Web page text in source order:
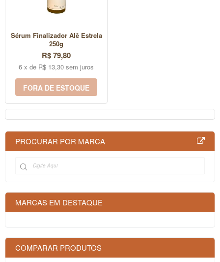
Sérum Finalizador Alê Estrela
250g
R$ 79,80
6 x de R$ 13,30 sem juros
FORA DE ESTOQUE
PROCURAR POR MARCA
MARCAS EM DESTAQUE
COMPARAR PRODUTOS